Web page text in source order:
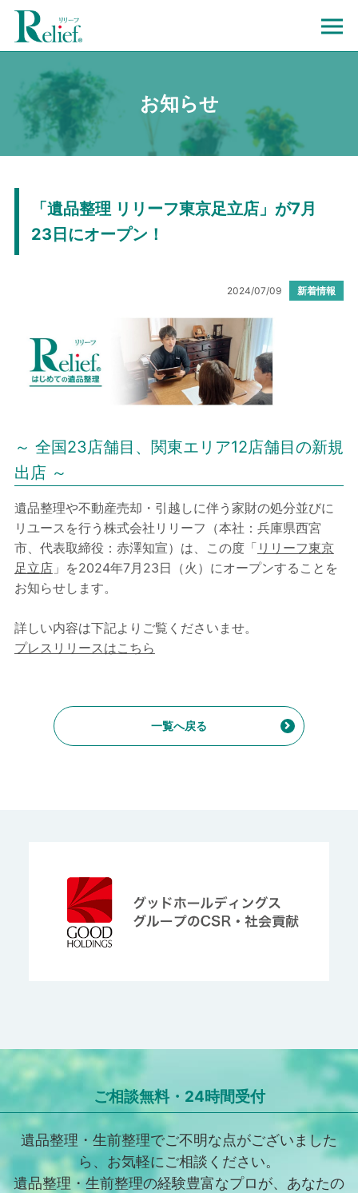
お知らせ
「遺品整理 リリーフ東京⾜⽴店」が7⽉
23⽇にオープン！
2024/07/09 新着情報
～ 全国23店舗⽬、関東エリア12店舗⽬の新規
出店 ～
遺品整理や不動産売却・引越しに伴う家財の処分並びに
リユースを⾏う株式会社リリーフ（本社：兵庫県⻄宮
市、代表取締役：⾚澤知宣）は、この度「 リリーフ東京
⾜⽴店」を2024年7⽉23⽇（⽕）にオープンすることを
お知らせします。
詳しい内容は下記よりご覧くださいませ。
プレスリリースはこちら
一覧へ戻る
ご相談無料・24時間受付
遺品整理・生前整理でご不明な点がございました
ら、お気軽にご相談ください。
遺品整理・生前整理の経験豊富なプロが、あなたの